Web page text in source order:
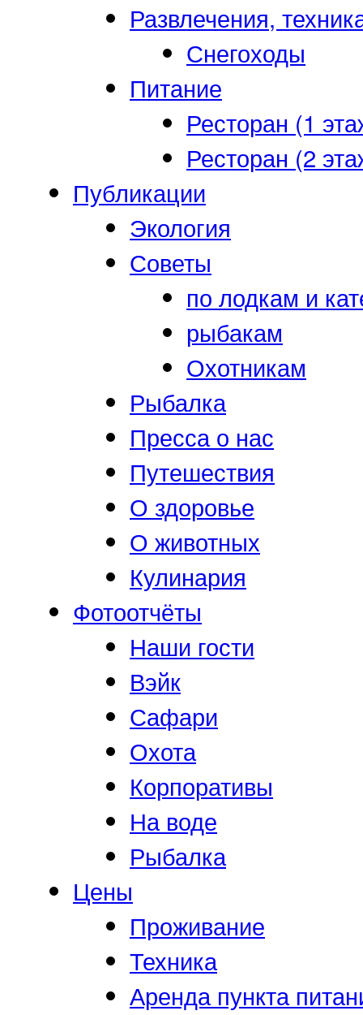
Развлечения,
Снегоходы
Питание
Ресторан (1
Ресторан (2
Публикации
Экология
Советы
по лодкам и
рыбакам
Охотникам
Рыбалка
Пресса о нас
Путешествия
О здоровье
О животных
Кулинария
Фотоотчёты
Наши гости
Вэйк
Сафари
Охота
Корпоративы
На воде
Рыбалка
Цены
Проживание
Техника
Аренда пункта